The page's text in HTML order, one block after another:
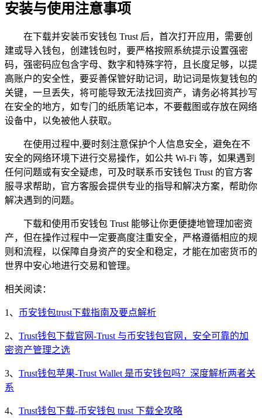
安装与使用注意事项
在下载并安装币安钱包 Trust 后，首次打开应用，需要创
建或导入钱包，创建钱包时，要严格按照系统提示设置强密
码，强密码应包含字母、数字和特殊字符，且长度足够，以提
高账户的安全性，要妥善保管好助记词，助记词是恢复钱包的
关键，一旦丢失，将可能导致无法找回资产，请务必将其抄写
在安全的地方，如专门的纸质笔记本，不要截图或存放在网络
设备中，以免被他人获取。
在使用过程中,要时刻注意保护个人信息安全，避免在不
安全的网络环境下进行交易操作，如公共 Wi-Fi 等，如果遇到
任何问题或有安全疑虑，可及时联系币安钱包 Trust 的官方客
服寻求帮助，官方客服会提供专业的指导和解决方案，帮助你
解决遇到的问题。
下载和使用币安钱包 Trust 能够让你更便捷地管理加密资
产，但在操作过程中一定要高度注重安全，严格遵循相应的规
则和流程，以保障自身资产的安全和稳定，才能在加密货币的
世界中安心地进行交易和管理。
相关阅读：
1、 币安钱包trust下载指南及要点解析
2、 Trust钱包下载官网-Trust 与币安钱包官网，安全可靠的加
密资产管理之选
3、 Trust钱包苹果-Trust Wallet 是币安钱包吗？深度解析两者关
系
4、 Trust钱包下载-币安钱包 trust 下载全攻略